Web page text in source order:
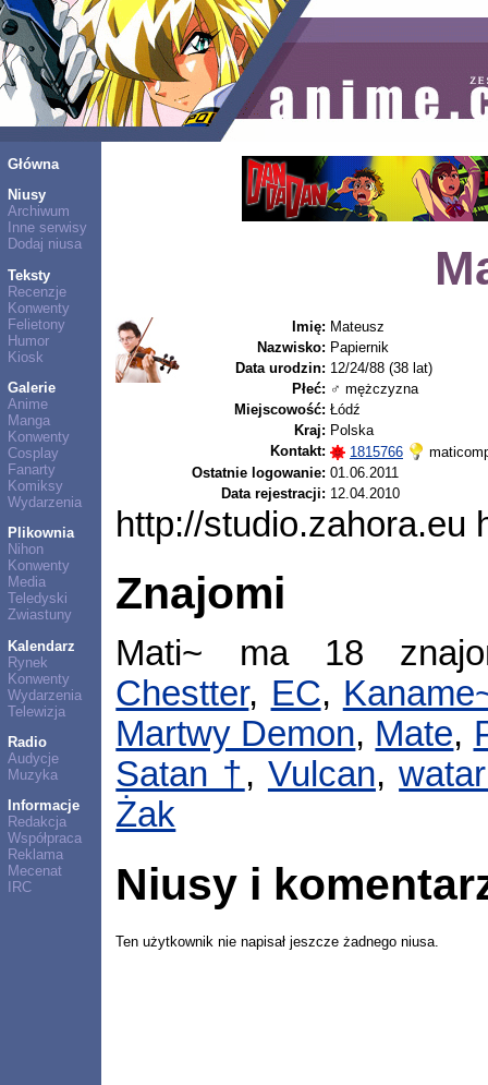
Główna
Niusy
Archiwum
Inne serwisy
Dodaj niusa
Teksty
Recenzje
Konwenty
Felietony
Humor
Kiosk
Galerie
Anime
Manga
Konwenty
Cosplay
Fanarty
Komiksy
Wydarzenia
Plikownia
Nihon
Konwenty
Media
Teledyski
Zwiastuny
Kalendarz
Rynek
Konwenty
Wydarzenia
Telewizja
Radio
Audycje
Muzyka
Informacje
Redakcja
Współpraca
Reklama
Mecenat
IRC
Imię: Mateusz
Nazwisko: Papiernik
Data urodzin: 12/24/88 (38 lat)
Płeć: ♂ mężczyzna
Miejscowość: Łódź
Kraj: Polska
Kontakt:
1815766
Ostatnie logowanie: 01.06.2011
Data rejestracji: 12.04.2010
http://studio.zahora.eu
Znajomi
Mati~ ma 18
Chestter, EC,
Martwy Demon, Mate,
Satan †, Vulcan,
Żak
Niusy i
Ten użytkownik nie napisał jeszcze żadnego niusa.